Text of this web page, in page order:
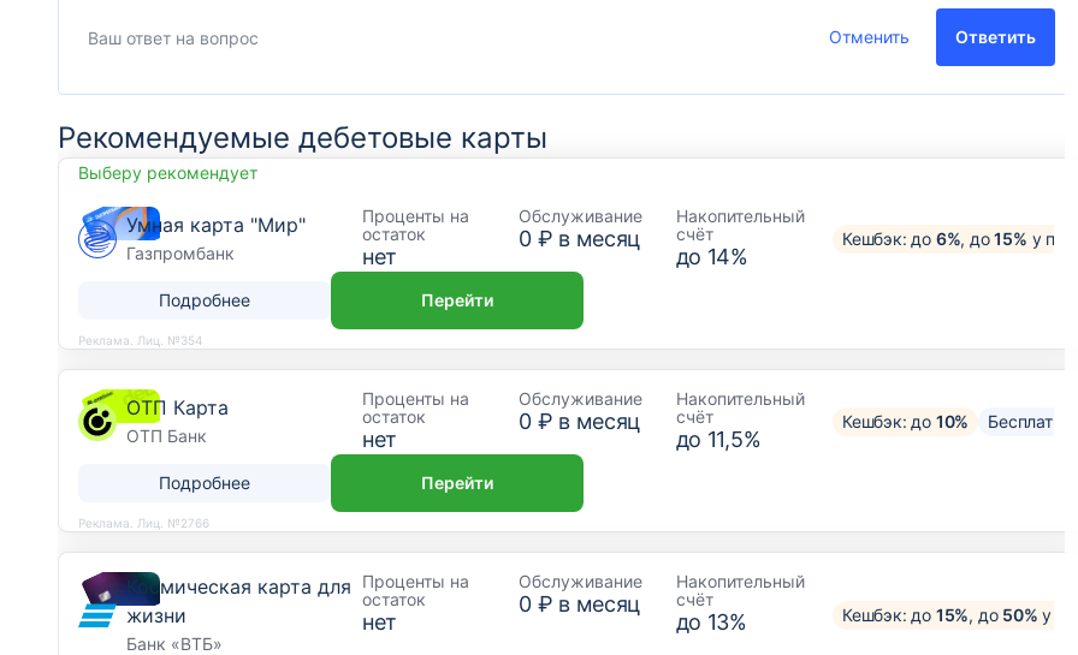
Отменить Ответить
Рекомендуемые дебетовые карты
Выберу рекомендует
Умная карта "Мир"
Газпромбанк
Проценты на
остаток
нет
Обслуживание
0 ₽ в месяц
Накопительный
счёт
до 14%
Кешбэк: до 6%, до15% у
Подробнее Перейти
Реклама. Лиц. №354
ОТП Карта
ОТП Банк
Проценты на
остаток
нет
Обслуживание
0 ₽ в месяц
Накопительный
счёт
до 11,5%
Кешбэк: до 10%
Подробнее Перейти
Реклама. Лиц. №2766
Космическая карта для
жизни
Банк «ВТБ»
Проценты на
остаток
нет
Обслуживание
0 ₽ в месяц
Накопительный
счёт
до 13% Кешбэк: до 15%, до 50% у